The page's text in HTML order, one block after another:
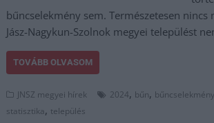
bűncselekmény sem. Természetesen
Jász-Nagykun-Szolnok megyei települést
TOVÁBB OLVASOM
JNSZ megyei hírek 2024, bűn, bűncselekmény
statisztika, település